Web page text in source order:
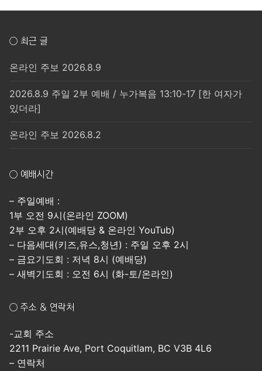
○ 최근 글
온라인 주보 2026.8.9
2026.8.9 주일 2부 예배 / 누가복음 13:10-17 [한 여자가
있더라]
온라인 주보 2026.8.2
○ 예배시간
– 주일예배 :
1부 오전 9시(온라인 ZOOM)
2부 오후 2시(예배당 & 온라인 YouTub)
– 다음세대(키즈,유스,청년) : 주일 오후 2시
– 금요기도회 : 저녁 8시 (예배당)
– 새벽기도회 : 오전 6시 (화-토/온라인)
○ 주소 & 연락처
-교회 주소
2211 Prairie Ave, Port Coquitlam, BC V3B 4L6
– 연락처